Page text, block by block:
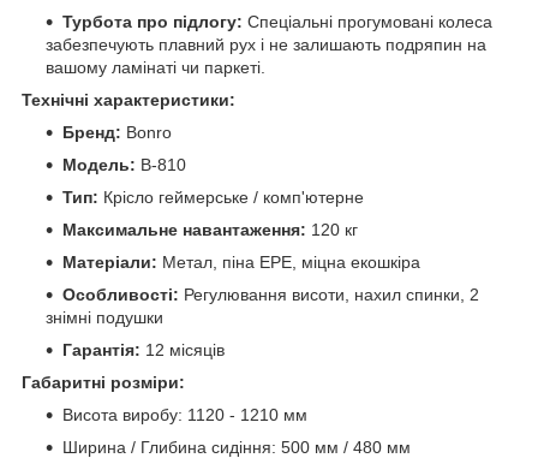
Турбота про підлогу: Спеціальні прогумовані колеса
забезпечують плавний рух і не залишають подряпин на
вашому ламінаті чи паркеті.
Технічні характеристики:
Бренд: Bonro
Модель: B-810
Тип: Крісло геймерське / комп'ютерне
Максимальне навантаження: 120 кг
Матеріали: Метал, піна EPE, міцна екошкіра
Особливості: Регулювання висоти, нахил спинки, 2
знімні подушки
Гарантія: 12 місяців
Габаритні розміри:
Висота виробу: 1120 - 1210 мм
Ширина / Глибина сидіння: 500 мм / 480 мм